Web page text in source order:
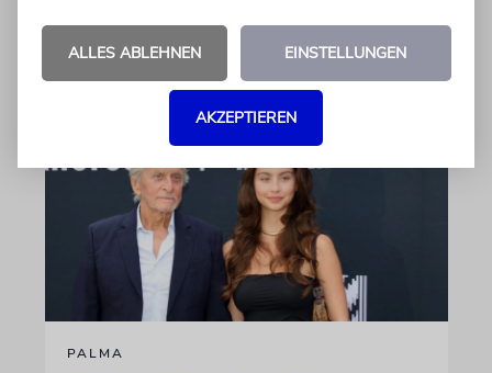
06.08.2026
PALMA
ALLES ABLEHNEN EINSTELLUNGEN
AKZEPTIEREN